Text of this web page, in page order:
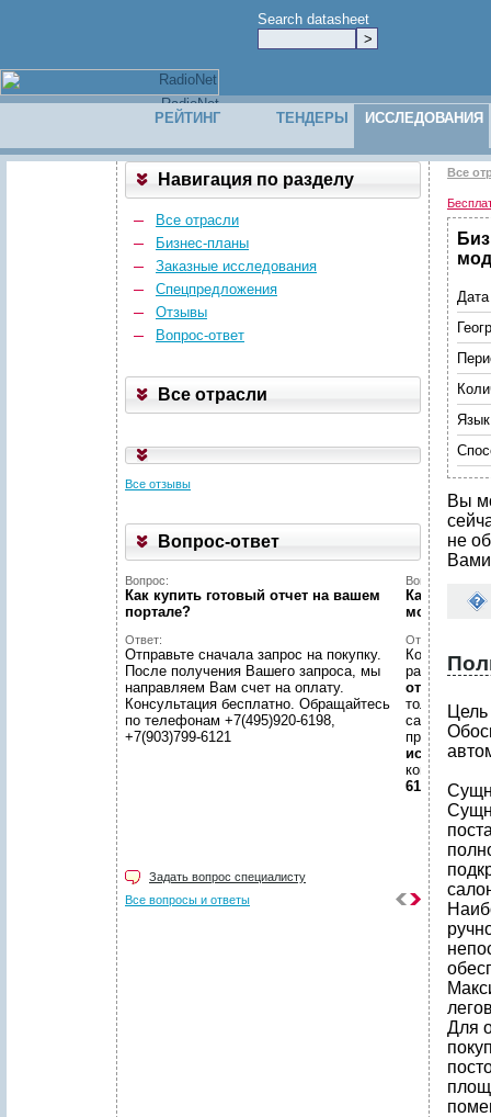
Search datasheet
РЕЙТИНГ ТЕНДЕРЫ ИССЛЕДОВАНИЯ
Навигация по разделу
Все отрасли
Бизнес-планы
Заказные исследования
Спецпредложения
Отзывы
Вопрос-ответ
Все отрасли
Все отзывы
Вопрос-ответ
Вопрос:
Как купить готовый отчет на вашем
портале?
Ответ:
Отправьте сначала запрос на покупку.
После получения Вашего запроса, мы
направляем Вам счет на оплату.
Консультация бесплатно. Обращайтесь
по телефонам +7(495)920-6198,
+7(903)799-6121
Вопрос:
Как найти
можете
Ответ:
Конечно
размещено
отчетов
только
самой
предложить
6198,
Задать вопрос специалисту
Все вопросы и ответы
Все
Вы
не
Цель
Для